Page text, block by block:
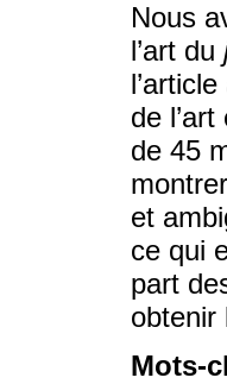
Nous
l’art du
de
de 45
et
ce qui
part
obtenir
Mots-